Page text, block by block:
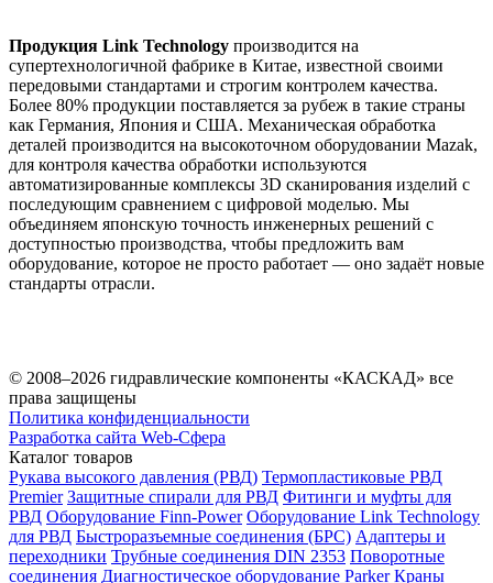
Продукция Link Technology производится на
супертехнологичной фабрике в Китае, известной своими
передовыми стандартами и строгим контролем качества.
Более 80% продукции поставляется за рубеж в такие страны
как Германия, Япония и США. Механическая обработка
деталей производится на высокоточном оборудовании Mazak,
для контроля качества обработки используются
автоматизированные комплексы 3D сканирования изделий с
последующим сравнением с цифровой моделью. Мы
объединяем японскую точность инженерных решений с
доступностью производства, чтобы предложить вам
оборудование, которое не просто работает — оно задаёт новые
стандарты отрасли.
© 2008–2026 гидравлические компоненты «КАСКАД» все
права защищены
Политика конфиденциальности
Разработка сайта Web-Сфера
Каталог товаров
Рукава высокого давления (РВД) Термопластиковые РВД
Premier Защитные спирали для РВД Фитинги и муфты для
РВД Оборудование Finn-Power Оборудование Link Technology
для РВД Быстроразъемные соединения (БРС) Адаптеры и
переходники Трубные соединения DIN 2353 Поворотные
соединения Диагностическое оборудование Parker Краны